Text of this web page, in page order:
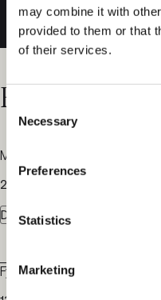
may combine it with
provided to them or that
of their services.
Consent
Selection
Necessary
Preferences
Statistics
Marketing
Relaterade
20 augusti 2025
DataskyddIT och Telekom
Martin Gynnerstedt gästar
Fylgia företrädde Eraneos